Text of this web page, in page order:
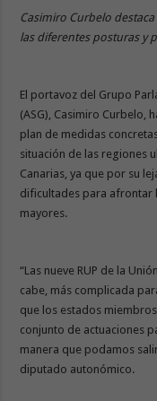
Casimiro Curbelo
las diferentes posturas y
El portavoz del Grupo
(ASG), Casimiro Curbelo,
plan de medidas
situación de las regiones
Canarias, ya que por su
dificultades para afrontar
mayores.
“Las nueve RUP de la
cabe, más complicada
que los estados
conjunto de actuaciones
manera que podamos
diputado autonómico.